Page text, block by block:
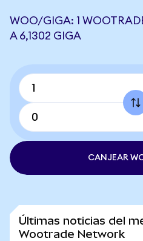
WOO/GIGA: 1
A 6,1302 GIGA
CANJEAR
Últimas noticias del
Wootrade Network